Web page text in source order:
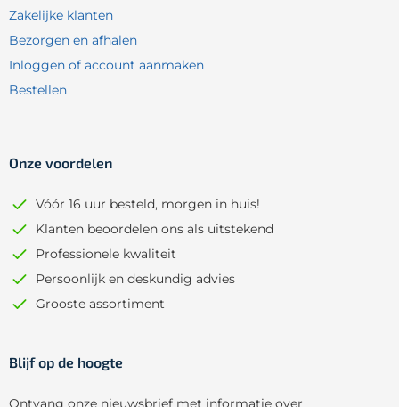
Zakelijke klanten
Bezorgen en afhalen
Inloggen of account aanmaken
Bestellen
Onze voordelen
Vóór 16 uur besteld, morgen in huis!
Klanten beoordelen ons als uitstekend
Professionele kwaliteit
Persoonlijk en deskundig advies
Grooste assortiment
Blijf op de hoogte
Ontvang onze nieuwsbrief met informatie over